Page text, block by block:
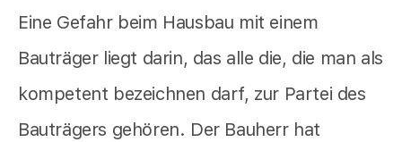
Eine Gefahr beim Hausbau mit einem
Bauträger liegt darin, das alle die, die man als
kompetent bezeichnen darf, zur Partei des
Bauträgers gehören. Der Bauherr hat